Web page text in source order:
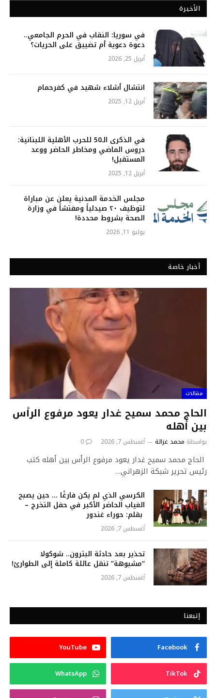
الأخيرة
في سوريا: النقاب في الحرم الجامعي..
دعوة دعوية أم تضييق على الحريات؟
أبريل 25, 2026
انتشال أشلاء شهيد في كفرحمام
أبريل 12, 2025
في الذكرى الـ50 للحرب الأهلية اللبنانية:
دروس الماضي ومخاطر الحاضر ووعد
المستقبل!
أبريل 12, 2025
مجلس الخدمة المدنية يعلن عن مباراة
لتوظيف ٢٠ صيدلياً ومفتشاً في وزارة
الصحة بشروط محددة!
يوليو 11, 2026
أخبار خاصة
مقالات
الحاج محمد سميح غدار يعود مرفوع الرأس
بين أهله
بواسطة محمد غزالة أغسطس 7, 2026 0
الحاج محمد سميح غدار يعود مرفوع الرأس بين أهله كتب
رئيس تحرير شبكة الزهراني…
الكرسي الذي لم يكن فارغًا … حين يصبح
الغياب الحاضر الأكبر في حفل التخرج –
بقلم: حوراء غندور
أغسطس 7, 2026
تحذير بعد حادثة البترون.. شوكولا
“مشبوهة” تنقل عائلة كاملة إلى الطوارئ!
أغسطس 7, 2026
إتبعنا
Facebook
YouTube
TikTok
WhatsApp